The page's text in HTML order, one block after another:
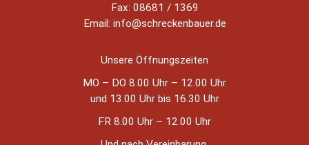
Fax: 08681 / 1369
Email: info@schreckenbauer.de
Unsere Öffnungszeiten
MO – DO 8.00 Uhr – 12.00 Uhr
und 13.00 Uhr bis 16.30 Uhr
FR 8.00 Uhr – 12.00 Uhr